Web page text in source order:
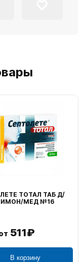
ТОТАЛ ТАБ Д/
МЕД №16
511₽
В корзину